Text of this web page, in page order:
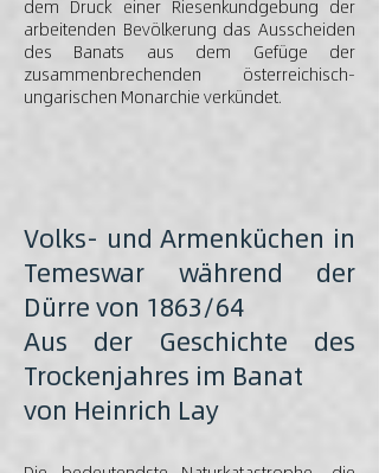
dem Druck einer Riesenkundgebung der
arbeitenden Bevölkerung das Ausscheiden
des Banats aus dem Gefüge der
zusammenbrechenden österreichisch-
ungarischen Monarchie verkündet.
Volks- und Armenküchen in
Temeswar während der
Dürre von 1863/64
Aus der Geschichte des
Trockenjahres im Banat
von Heinrich Lay